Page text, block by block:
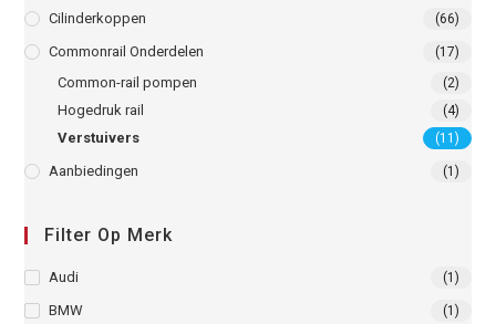
Cilinderkoppen (66)
Commonrail Onderdelen (17)
Common-rail pompen (2)
Hogedruk rail (4)
Verstuivers (11)
Aanbiedingen (1)
Filter Op Merk
Audi (1)
BMW (1)